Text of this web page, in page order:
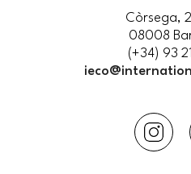
Còrsega,
08008
(+34) 93